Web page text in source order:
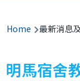
Home 最新消息
明馬宿舍